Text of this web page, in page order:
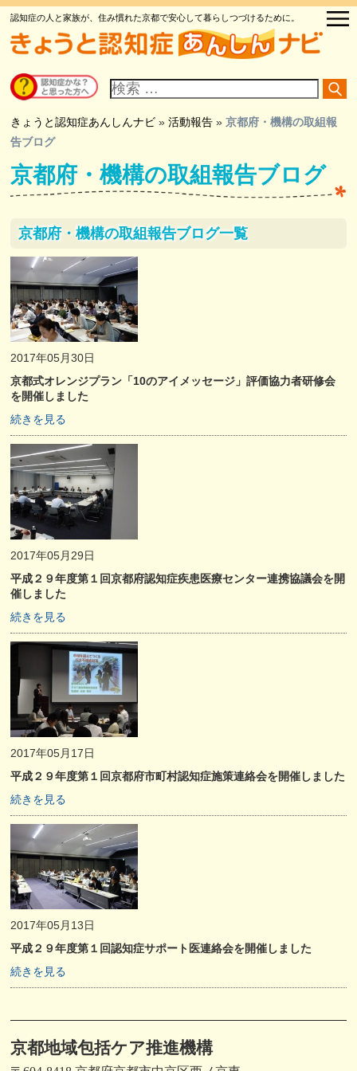
認知症の人と家族が、住み慣れた京都で安心して暮らしつづけるために。
イ
ト
検
索
きょうと認知症あんしんナビ »活動報告 »京都府・機構の取組報
告ブログ
京都府・機構の取組報告ブログ
京都府・機構の取組報告ブログ一覧
2017年05月30日
京都式オレンジプラン「10のアイメッセージ」評価協力者研修会
を開催しました
続きを見る
2017年05月29日
平成２９年度第１回京都府認知症疾患医療センター連携協議会を開
催しました
続きを見る
2017年05月17日
平成２９年度第１回京都府市町村認知症施策連絡会を開催しました
続きを見る
2017年05月13日
平成２９年度第１回認知症サポート医連絡会を開催しました
続きを見る
京都地域包括ケア推進機構